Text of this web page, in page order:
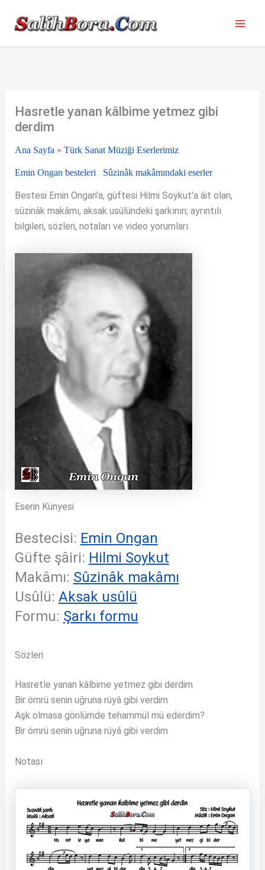
Hasretle yanan kâlbime yetmez gibi
derdim
Ana Sayfa » Türk Sanat Müziği Eserlerimiz
Emin Ongan besteleri Sûzinâk makâmındaki eserler
Bestesi Emin Ongan'a, güftesi Hilmi Soykut'a âit olan,
sûzinâk makâmı, aksak usûlündeki şarkının; ayrıntılı
bilgileri, sözleri, notaları ve video yorumları.
Eserin Künyesi
Bestecisi: Emin Ongan
Güfte şâiri: Hilmi Soykut
Makâmı: Sûzinâk makâmı
Usûlü: Aksak usûlü
Formu: Şarkı formu
Sözleri
Hasretle yanan kâlbime yetmez gibi derdim
Bir ömrü senin uğruna rüyâ gibi verdim
Aşk olmasa gönlümde tehammül mü ederdim?
Bir ömrü senin uğruna rüyâ gibi verdim
Notası